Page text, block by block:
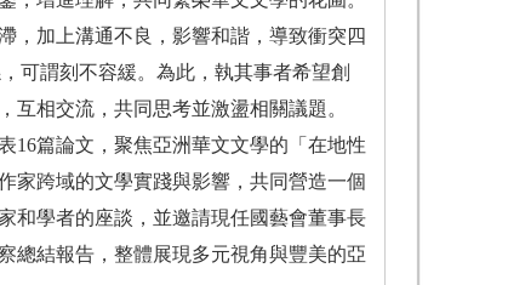
，加上溝通不良，影響和諧，導致衝突四
可謂刻不容緩。為此，執其事者希望創
相交流，共同思考並激盪相關議題。
16篇論文，聚焦亞洲華文文學的「在地性
家跨域的文學實踐與影響，共同營造一個
和學者的座談，並邀請現任國藝會董事長
總結報告，整體展現多元視角與豐美的亞